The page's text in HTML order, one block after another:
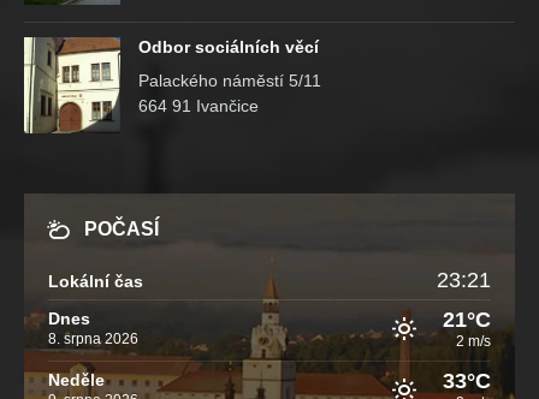
Odbor sociálních věcí
Palackého náměstí 5/11
664 91 Ivančice
POČASÍ
Lokální čas 23:21
Dnes
8. srpna 2026
21°C
2 m/s
Neděle 33°C